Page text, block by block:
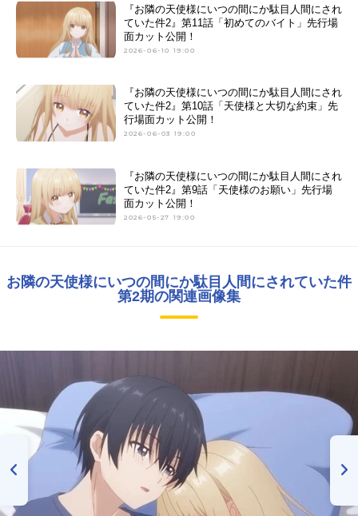
『お隣の天使様にいつの間にか駄目人間にされ
ていた件2』第11話「初めてのバイト」先行場
面カット公開！
2026-06-10 19:00
『お隣の天使様にいつの間にか駄目人間にされ
ていた件2』第10話「天使様と大切な約束」先
行場面カット公開！
2026-06-03 19:00
『お隣の天使様にいつの間にか駄目人間にされ
ていた件2』第9話「天使様のお願い」先行場
面カット公開！
2026-05-27 19:00
お隣の天使様にいつの間にか駄目人間にされていた件
第2期の関連画像集